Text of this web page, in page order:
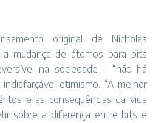
original de Nicholas
mudança de átomos para bits
na sociedade – “não há
otimismo. “A melhor
e as consequências da vida
sobre a diferença entre bits e